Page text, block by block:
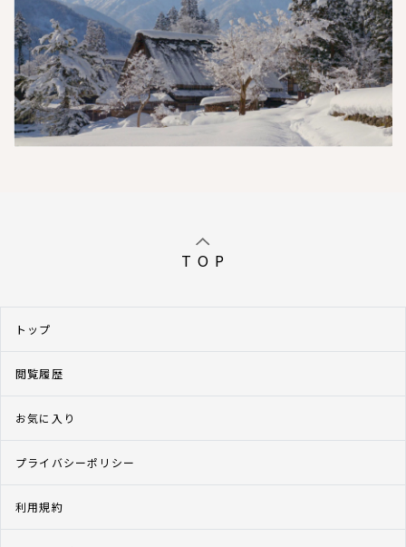
T O P
トップ
閲覧履歴
お気に入り
プライバシーポリシー
利用規約